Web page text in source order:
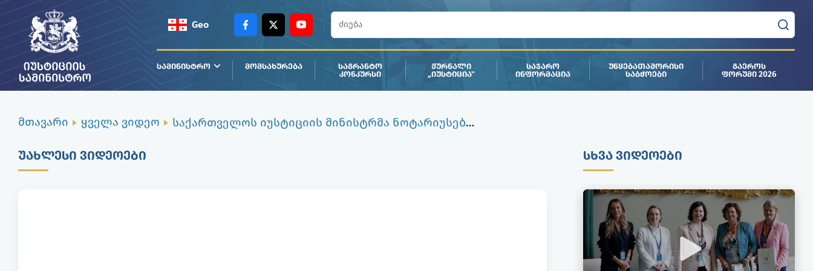
Geo
Eng
ᲡᲐᲛᲘᲜᲘᲡᲢᲠᲝ ᲛᲝᲛᲡᲐᲮᲣᲠᲔᲑᲐ ᲡᲐᲒᲠᲐᲜᲢᲝ
ᲙᲝᲜᲙᲣᲠᲡᲘ
ᲟᲣᲠᲜᲐᲚᲘ
„ᲘᲣᲡᲢᲘᲪᲘᲐ"
ᲡᲐᲯᲐᲠᲝ
ᲘᲜᲤᲝᲠᲛᲐᲪᲘᲐ
ᲣᲬᲧᲔᲑᲐᲗᲐᲨᲝᲠᲘᲡᲘ
ᲡᲐᲑᲭᲝᲔᲑᲘ
ᲒᲐᲔᲠᲝᲡ
ᲤᲝᲠᲣᲛᲘ 2026
მთავარი ყველა ვიდეო საქართველოს იუსტიციის მინისტრმა ნოტარიუსებს 30 წლის იუბილე მიულოცა
ᲣᲐᲮᲚᲔᲡᲘ ᲕᲘᲓᲔᲝᲔᲑᲘ ᲡᲮᲕᲐ ᲕᲘᲓᲔᲝᲔᲑᲘ